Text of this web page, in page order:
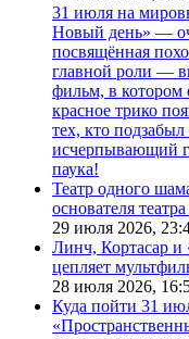
31 июля на
Новый день» —
посвящённая
главной роли —
фильм, в котором
красное трико
тех, кто
исчерпывающий
паука!
Театр одного
основателя
29 июля 2026,
Линч, Кортасар и
цепляет
28 июля 2026,
Куда пойти 31